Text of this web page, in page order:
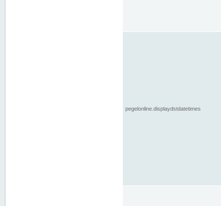
pegelonline.displaydstdatetimes